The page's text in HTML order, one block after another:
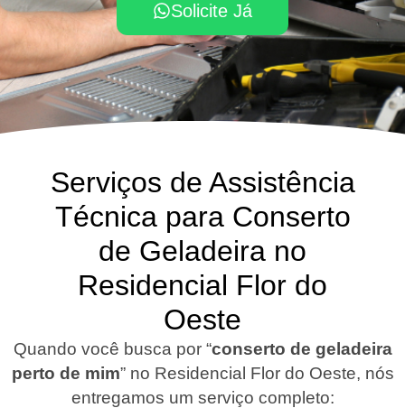
Solicite Já
Serviços de Assistência
Técnica para Conserto
de Geladeira no
Residencial Flor do
Oeste
Quando você busca por “conserto de geladeira
perto de mim” no Residencial Flor do Oeste, nós
entregamos um serviço completo: